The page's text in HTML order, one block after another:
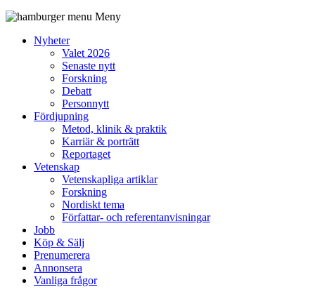
Meny
Nyheter
Valet 2026
Senaste nytt
Forskning
Debatt
Personnytt
Fördjupning
Metod, klinik & praktik
Karriär & porträtt
Reportaget
Vetenskap
Vetenskapliga artiklar
Forskning
Nordiskt tema
Författar- och referentanvisningar
Jobb
Köp & Sälj
Prenumerera
Annonsera
Vanliga frågor